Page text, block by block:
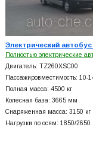
Электрический
Полностью электрические
Двигатель: TZ260XSC00
Пассажировместимость: 10-
Полная масса: 4500 кг
Колесная база: 3665 мм
Снаряженная масса: 3150 кг
Нагрузки по осям: 1850/2650